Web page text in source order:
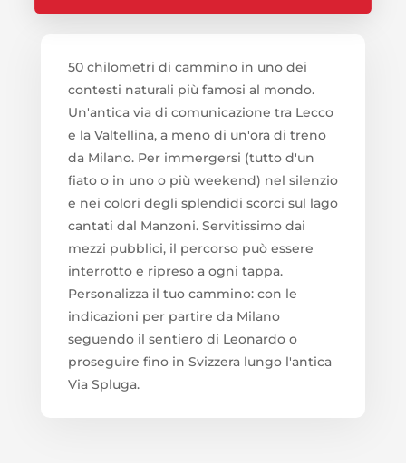
50 chilometri di cammino in uno dei
contesti naturali più famosi al mondo.
Un'antica via di comunicazione tra Lecco
e la Valtellina, a meno di un'ora di treno
da Milano. Per immergersi (tutto d'un
fiato o in uno o più weekend) nel silenzio
e nei colori degli splendidi scorci sul lago
cantati dal Manzoni. Servitissimo dai
mezzi pubblici, il percorso può essere
interrotto e ripreso a ogni tappa.
Personalizza il tuo cammino: con le
indicazioni per partire da Milano
seguendo il sentiero di Leonardo o
proseguire fino in Svizzera lungo l'antica
Via Spluga.